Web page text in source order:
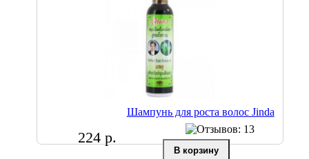
Шампунь для роста волос Jinda
224 р.